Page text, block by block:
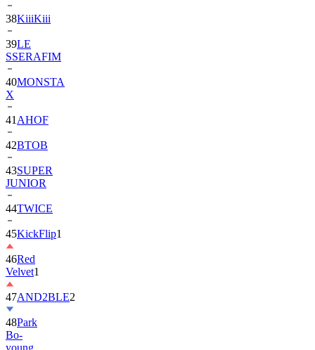
38KiiiKiii
39LE
SSERAFIM
40MONSTA
X
41 AHOF
42BTOB
43SUPER
JUNIOR
44TWICE
45KickFlip1
46Red
Velvet1
47AND2BLE2
48Park
Bo-
young